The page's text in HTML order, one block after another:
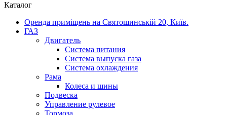
Каталог
Оренда приміщень на Святошинській 20, Київ.
ГАЗ
Двигатель
Система питания
Система выпуска газа
Система охлаждения
Рама
Колеса и шины
Подвеска
Управление рулевое
Тормоза